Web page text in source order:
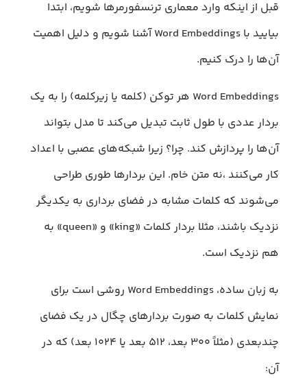
قبل از اینکه وارد معماری ترنسفورمرها شویم، ابتدا
بیایید با Word Embeddings آشنا شویم و دلیل اهمیت
آن‌ها را درک کنیم.
Word Embeddings هر توکن (کلمه یا زیرکلمه) را به یک
بردار عددی با طول ثابت تبدیل می‌کند تا مدل بتواند
آن‌ها را پردازش کند. چرا؟ زیرا شبکه‌های عصبی با اعداد
کار می‌کنند ،نه متن خام. این بردارها طوری طراحی
می‌شوند که کلمات مشابه در فضای برداری به یکدیگر
نزدیک باشند، مثلا بردار کلمات «king» و «queen» به
هم نزدیک است.
به زبان ساده، Word Embeddings روشی است برای
نمایش کلمات به صورت بردارهای چگال در یک فضای
چندبعدی (مثلاً ۳۰۰ بعد، ۵۱۲ بعد یا ۱۰۲۴ بعد) که در
آن: